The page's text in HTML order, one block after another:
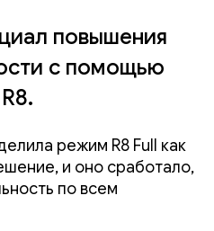
повышения
с помощью
режим R8 Full как
и оно сработало,
по всем